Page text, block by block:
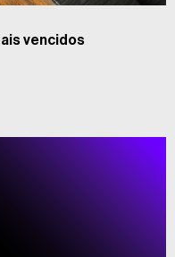
vencidos